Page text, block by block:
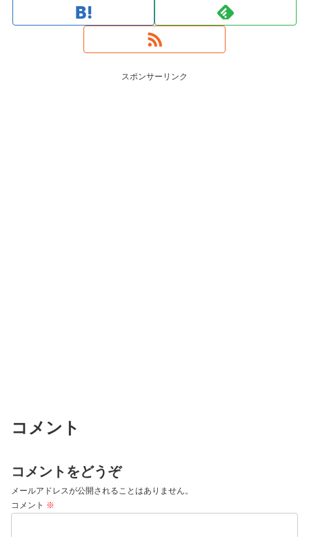
スポンサーリンク
コメント
コメントをどうぞ
メールアドレスが公開されることはありません。
コメント ※